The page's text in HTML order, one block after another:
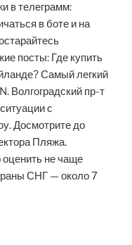
в телеграмм:
в боте и на
посты: Где купить
Самый легкий
Волгоградский пр-т
с
Досмотрите до
Пляжа.
не чаще
СНГ — около 7